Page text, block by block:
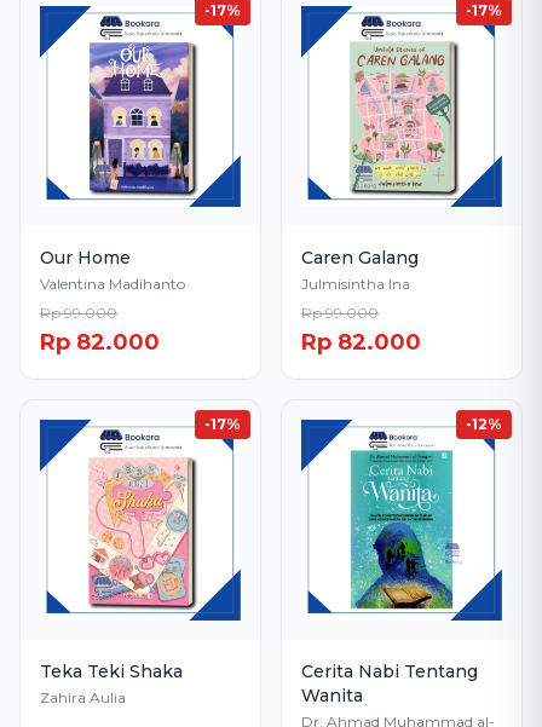
-17%
Our Home
Valentina Madihanto
Rp 99.000
Rp 82.000
-17%
Caren Galang
Julmisintha Ina
Rp 99.000
Rp 82.000
-17%
Teka Teki Shaka
Zahira Aulia
-12%
Cerita Nabi Tentang
Wanita
Dr. Ahmad Muhammad al-